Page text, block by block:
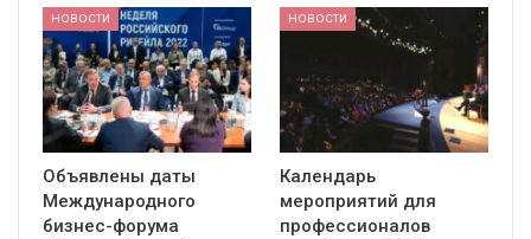
НОВОСТИ
Объявлены даты
Международного
бизнес-форума
НОВОСТИ
Календарь
мероприятий для
профессионалов